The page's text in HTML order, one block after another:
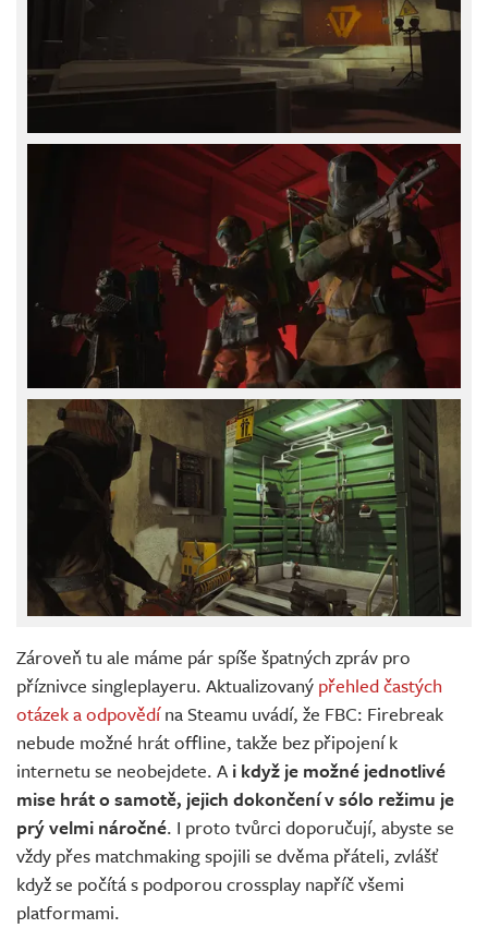
Zároveň tu ale máme pár spíše špatných zpráv pro
příznivce singleplayeru. Aktualizovaný přehled častých
otázek a odpovědína Steamu uvádí, že FBC: Firebreak
nebude možné hrát offline, takže bez připojení k
internetu se neobejdete. A i když je možné jednotlivé
mise hrát o samotě, jejich dokončení v sólo režimu je
prý velmi náročné. I proto tvůrci doporučují, abyste se
vždy přes matchmaking spojili se dvěma přáteli, zvlášť
když se počítá s podporou crossplay napříč všemi
platformami.